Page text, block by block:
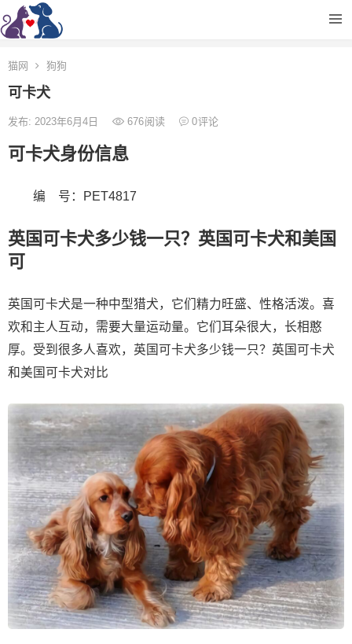
猫网 狗狗
可卡犬
发布: 2023年6月4日 676阅读 0评论
可卡犬身份信息
编 号：PET4817
英国可卡犬多少钱一只？英国可卡犬和美国
可
英国可卡犬是一种中型猎犬，它们精力旺盛、性格活泼。喜
欢和主人互动，需要大量运动量。它们耳朵很大，长相憨
厚。受到很多人喜欢，英国可卡犬多少钱一只？英国可卡犬
和美国可卡犬对比